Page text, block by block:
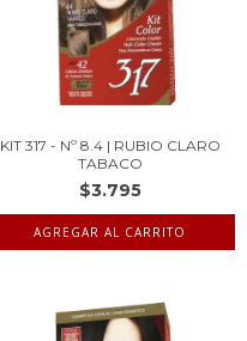
KIT 317 - Nº 8.4 | RUBIO CLARO
TABACO
$3.795